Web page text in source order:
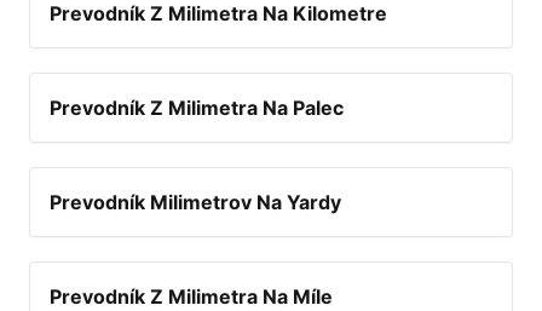
Prevodník Z Milimetra Na Kilometre
Prevodník Z Milimetra Na Palec
Prevodník Milimetrov Na Yardy
Prevodník Z Milimetra Na Míle